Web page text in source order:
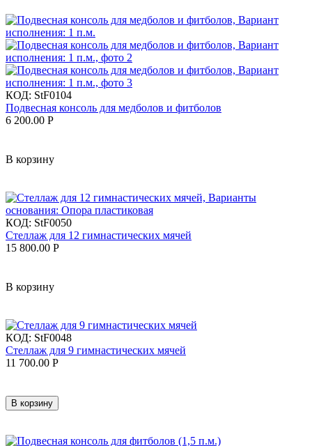
КОД: StF0104
Подвесная консоль для медболов и фитболов
6 200.00 Р
В корзину
КОД: StF0050
Стеллаж для 12 гимнастических мячей
15 800.00 Р
В корзину
КОД: StF0048
Стеллаж для 9 гимнастических мячей
11 700.00 Р
В корзину